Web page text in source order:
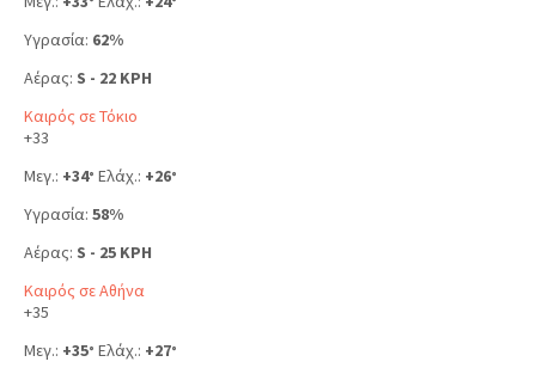
Υγρασία: 62%
Αέρας: S - 22 KPH
Καιρός σε Τόκιο
+33
Μεγ.: +34° Ελάχ.: +26°
Υγρασία: 58%
Αέρας: S - 25 KPH
Καιρός σε Αθήνα
+35
Μεγ.: +35° Ελάχ.: +27°